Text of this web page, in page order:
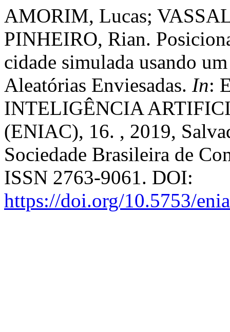
AMORIM, Lucas;
PINHEIRO, Rian.
cidade simulada usando
Aleatórias Enviesadas. In:
INTELIGÊNCIA
(ENIAC), 16. , 2019,
Sociedade Brasileira de
ISSN 2763-9061. DOI:
https://doi.org/10.5753/